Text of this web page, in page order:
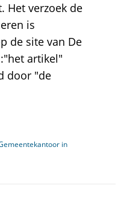
Het verzoek de
is
de site van De
artikel"
door "de
in